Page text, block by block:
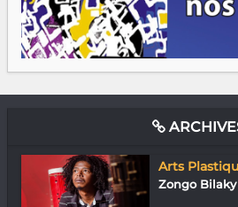
Arts
Zongo